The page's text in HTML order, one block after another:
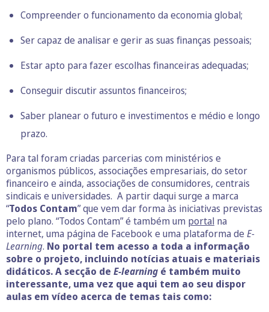
Compreender o funcionamento da economia global;
Ser capaz de analisar e gerir as suas finanças pessoais;
Estar apto para fazer escolhas financeiras adequadas;
Conseguir discutir assuntos financeiros;
Saber planear o futuro e investimentos e médio e longo
prazo.
Para tal foram criadas parcerias com ministérios e
organismos públicos, associações empresariais, do setor
financeiro e ainda, associações de consumidores, centrais
sindicais e universidades. A partir daqui surge a marca
“Todos Contam” que vem dar forma às iniciativas previstas
pelo plano. “Todos Contam” é também um portal na
internet, uma página de Facebook e uma plataforma de E-
Learning. No portal tem acesso a toda a informação
sobre o projeto, incluindo notícias atuais e materiais
didáticos. A secção de E-learning é também muito
interessante, uma vez que aqui tem ao seu dispor
aulas em vídeo acerca de temas tais como: